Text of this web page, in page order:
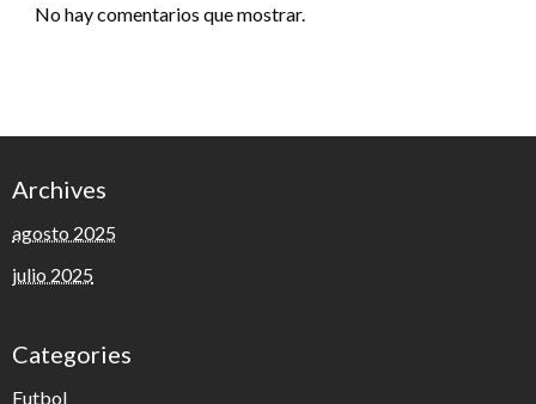
No hay comentarios que mostrar.
Archives
agosto 2025
julio 2025
Categories
Futbol